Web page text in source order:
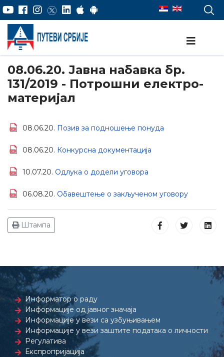
08.06.20. Јавна набавка бр.
131/2019 - Потрошни електро-
материјал
08.06.20. Позив за подношење понуда
08.06.20. Конкурсна документација
10.07.20. Одлука о додели уговора
06.08.20. Обавештење о закљученом уговору
Штампа
Информатор о раду
Информације од јавног значаја
Информације у вези са узбуњивањем
Информације у вези заштите података о личности
Регулатива
Експропријација